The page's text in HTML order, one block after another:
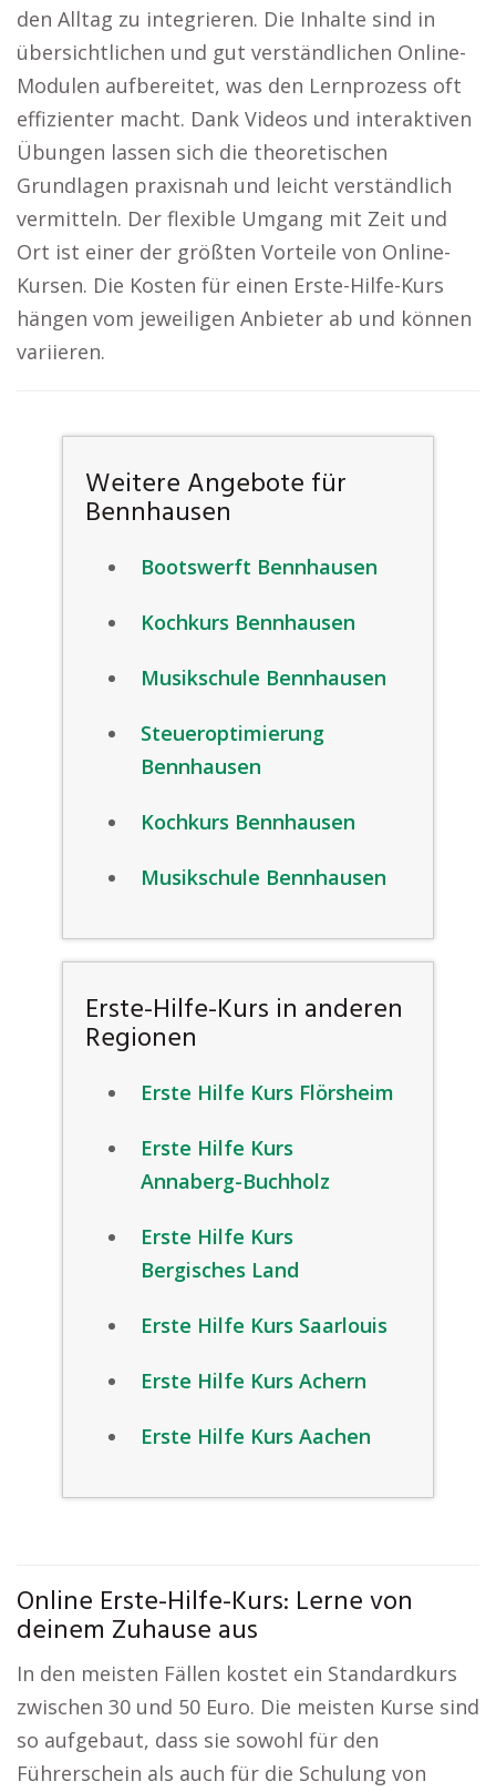
den Alltag zu integrieren. Die Inhalte sind in
übersichtlichen und gut verständlichen Online-
Modulen aufbereitet, was den Lernprozess oft
effizienter macht. Dank Videos und interaktiven
Übungen lassen sich die theoretischen
Grundlagen praxisnah und leicht verständlich
vermitteln. Der flexible Umgang mit Zeit und
Ort ist einer der größten Vorteile von Online-
Kursen. Die Kosten für einen Erste-Hilfe-Kurs
hängen vom jeweiligen Anbieter ab und können
variieren.
Weitere Angebote für
Bennhausen
Bootswerft Bennhausen
Kochkurs Bennhausen
Musikschule Bennhausen
Steueroptimierung
Bennhausen
Kochkurs Bennhausen
Musikschule Bennhausen
Erste-Hilfe-Kurs in anderen
Regionen
Erste Hilfe Kurs Flörsheim
Erste Hilfe Kurs
Annaberg-Buchholz
Erste Hilfe Kurs
Bergisches Land
Erste Hilfe Kurs Saarlouis
Erste Hilfe Kurs Achern
Erste Hilfe Kurs Aachen
Online Erste-Hilfe-Kurs: Lerne von
deinem Zuhause aus
In den meisten Fällen kostet ein Standardkurs
zwischen 30 und 50 Euro. Die meisten Kurse sind
so aufgebaut, dass sie sowohl für den
Führerschein als auch für die Schulung von